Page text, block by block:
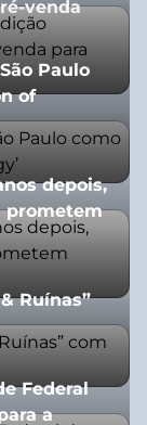
venda
Paulo
of
depois,
prometem
Ruínas”
Federal
a